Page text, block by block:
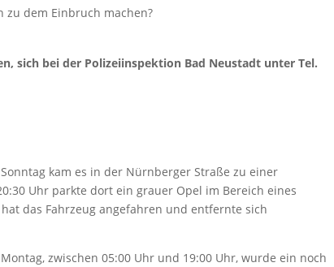
zu dem Einbruch machen?
sich bei der Polizeiinspektion Bad Neustadt unter Tel.
kam es in der Nürnberger Straße zu einer
Uhr parkte dort ein grauer Opel im Bereich eines
das Fahrzeug angefahren und entfernte sich
zwischen 05:00 Uhr und 19:00 Uhr, wurde ein noch